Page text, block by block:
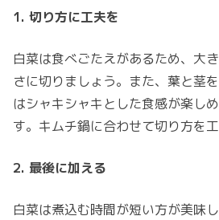
1. 切り方に工夫を
白菜は食べごたえがあるため、大
さに切りましょう。また、葉と茎
はシャキシャキとした食感が楽し
す。キムチ鍋に合わせて切り方を工
2. 最後に加える
白菜は煮込む時間が短い方が美味